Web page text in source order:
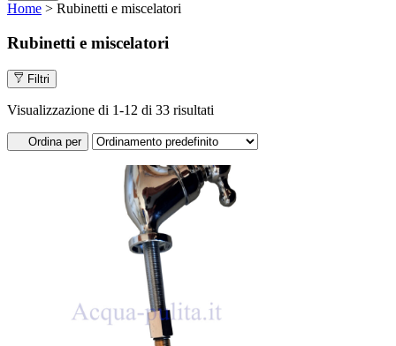
Home > Rubinetti e miscelatori
Rubinetti e miscelatori
Filtri
Visualizzazione di 1-12 di 33 risultati
Ordina per